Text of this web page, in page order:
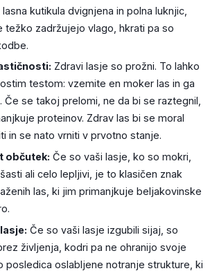
kutikula dvignjena in polna luknjic,
težko zadržujejo vlago, hkrati pa so
Zdravi lasje so prožni. To lahko
testom: vzemite en moker las in ga
Če se takoj prelomi, ne da bi se raztegnil,
proteinov. Zdrav las bi se moral
in se nato vrniti v prvotno stanje.
občutek: Če so vaši lasje, ko so mokri,
ali celo lepljivi, je to klasičen znak
las, ki jim primanjkuje beljakovinske
Če so vaši lasje izgubili sijaj, so
življenja, kodri pa ne ohranijo svoje
posledica oslabljene notranje strukture, ki